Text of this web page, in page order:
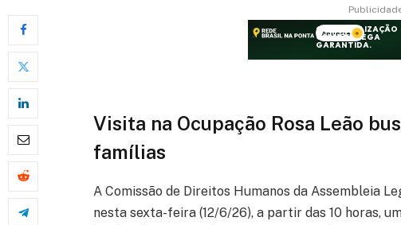
Visita na Ocupação Rosa Leão
famílias
A Comissão de Direitos Humanos da Assembleia
nesta sexta-feira (12/6/26), a partir das 10 horas,